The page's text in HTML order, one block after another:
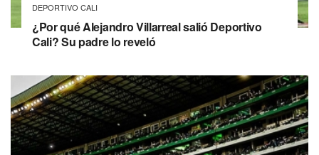
DEPORTIVO CALI
¿Por qué Alejandro Villarreal salió Deportivo
Cali? Su padre lo reveló